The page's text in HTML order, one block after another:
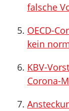
falsche
OECD-
kein
KBV-
Corona-